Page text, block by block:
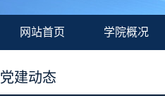
网站首页 学院概况
党建动态